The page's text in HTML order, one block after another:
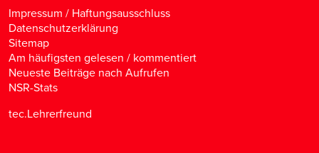
Impressum / Haftungsausschluss
Datenschutzerklärung
Sitemap
Am häufigsten gelesen / kommentiert
Neueste Beiträge nach Aufrufen
NSR-Stats
tec.Lehrerfreund